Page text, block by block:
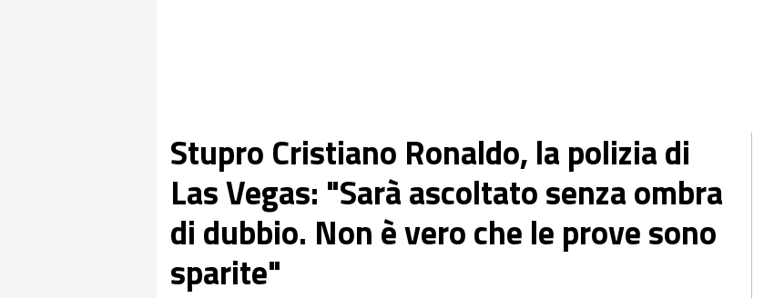
Stupro Cristiano Ronaldo, la polizia di
Las Vegas: "Sarà ascoltato senza ombra
di dubbio. Non è vero che le prove sono
sparite"